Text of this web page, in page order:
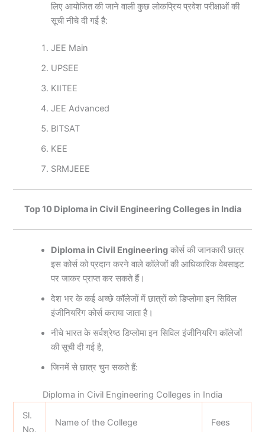
लिए आयोजित की जाने वाली कुछ लोकप्रिय प्रवेश परीक्षाओं की
सूची नीचे दी गई है:
JEE Main
UPSEE
KIITEE
JEE Advanced
BITSAT
KEE
SRMJEEE
Top 10 Diploma in Civil Engineering Colleges in India
Diploma in Civil Engineering कोर्स की जानकारी छात्र
इस कोर्स को प्रदान करने वाले कॉलेजों की आधिकारिक वेबसाइट
पर जाकर प्राप्त कर सकते हैं।
देश भर के कई अच्छे कॉलेजों में छात्रों को डिप्लोमा इन सिविल
इंजीनियरिंग कोर्स कराया जाता है।
नीचे भारत के सर्वश्रेष्ठ डिप्लोमा इन सिविल इंजीनियरिंग कॉलेजों
की सूची दी गई है,
जिनमें से छात्र चुन सकते हैं:
Diploma in Civil Engineering Colleges in India
Sl.
No.
Name of the College Fees